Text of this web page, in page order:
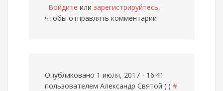
Войдите или зарегистрируйтесь,
чтобы отправлять комментарии
Опубликовано 1 июля, 2017 - 16:41
пользователем Александр Святой ( ) #